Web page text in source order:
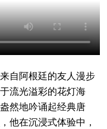
自阿根廷的友人漫步
流光溢彩的花灯海
然地吟诵起经典唐
他在沉浸式体验中，